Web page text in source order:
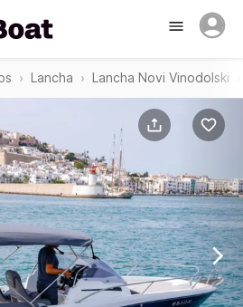
Lancha Lancha Novi Vinodolski